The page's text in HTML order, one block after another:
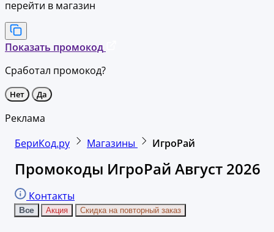
перейти в магазин
Показать промокод
Сработал промокод?
Нет Да
Реклама
БериКод.ру
Магазины ИгроРай
Промокоды ИгроРай Август 2026
Контакты
Все Акция Скидка на повторный заказ